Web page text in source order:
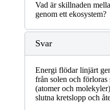
Vad är skillnaden
genom ett ekosystem?
Svar
Energi flödar linjärt
från solen och
(atomer och
slutna kretslopp och